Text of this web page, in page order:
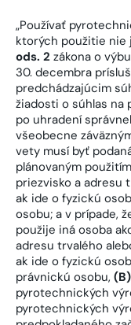
„Používať
ktorých použitie nie
ods. 2 zákona o
30. decembra
predchádzajúcim
žiadosti o súhlas
po uhradení
všeobecne
vety musí byť
plánovaným
priezvisko a adresu
ak ide o fyzickú
osobu; a v prípade,
použije iná osoba
adresu trvalého
ak ide o fyzickú
právnickú osobu, (B)
pyrotechnických
pyrotechnických